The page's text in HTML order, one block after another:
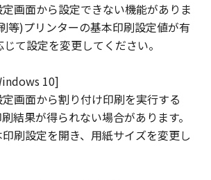
を負いません。
、日本国政府または該当国の政
な許可等を得ることなしに、本
輸出してはなりません。
画面から設定できない機能がありま
等)プリンターの基本印刷設定値が有
て設定を変更してください。
10]
画面から割り付け印刷を実行する
結果が得られない場合があります。
刷設定を開き、用紙サイズを変更し